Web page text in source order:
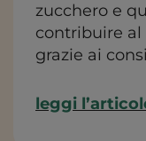
zucchero e
contribuire al
grazie ai
leggi